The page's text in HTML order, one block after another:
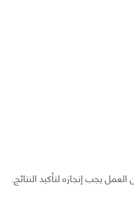
يجب إنجازه لتأكيد النتائج.